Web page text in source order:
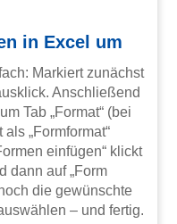
in Excel um
Markiert zunächst
Anschließend
Tab „Format“ (bei
„Formformat“
einfügen“ klickt
dann auf „Form
die gewünschte
– und fertig.